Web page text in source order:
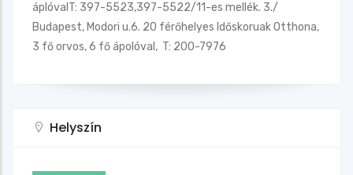
áplóvalT: 397-5523,397-5522/11-es mellék. 3./
Budapest, Modori u.6. 20 férőhelyes Időskoruak Otthona,
3 fő orvos, 6 fő ápolóval, T: 200-7976
Helyszín